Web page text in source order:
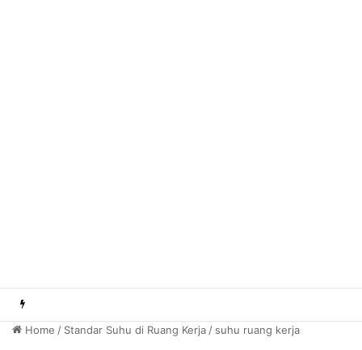
Home / Standar Suhu di Ruang Kerja / suhu ruang kerja